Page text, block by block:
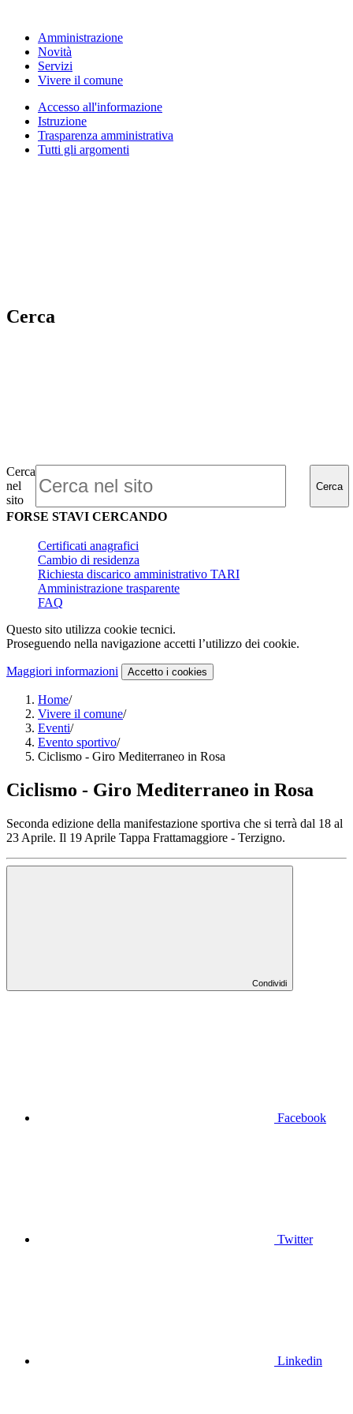
Amministrazione
Novità
Servizi
Vivere il comune
Accesso all'informazione
Istruzione
Trasparenza amministrativa
Tutti gli argomenti
Cerca
Cerca
nel
sito
Cerca
FORSE STAVI CERCANDO
Certificati anagrafici
Cambio di residenza
Richiesta discarico amministrativo TARI
Amministrazione trasparente
FAQ
Questo sito utilizza cookie tecnici.
Proseguendo nella navigazione accetti l’utilizzo dei cookie.
Maggiori informazioni Accetto i cookies
Home/
Vivere il comune/
Eventi/
Evento sportivo/
Ciclismo - Giro Mediterraneo in Rosa
Ciclismo - Giro Mediterraneo in Rosa
Seconda edizione della manifestazione sportiva che si terrà dal 18 al
23 Aprile. Il 19 Aprile Tappa Frattamaggiore - Terzigno.
Condividi
Facebook
Twitter
Linkedin